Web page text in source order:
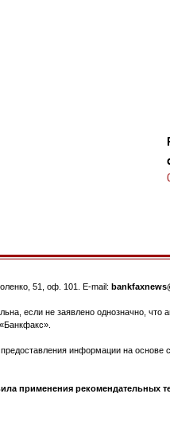
51, оф. 101 . E-mail:
если не заявлено однозначно, что
информации на основе
применения рекомендательных